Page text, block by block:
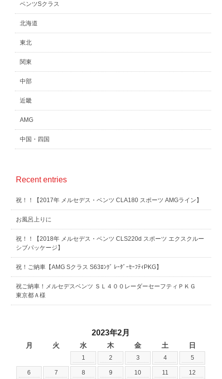
ベンツSクラス
北海道
東北
関東
中部
近畿
AMG
中国・四国
Recent entries
祝！！【2017年 メルセデス・ベンツ CLA180 スポーツ AMGライン】
お風呂上りに
祝！！【2018年 メルセデス・ベンツ CLS220d スポーツ エクスクルー
シブパッケージ】
祝！ご納車【AMG Sクラス S63ﾛﾝｸﾞ ﾚｰﾀﾞｰｾｰﾌﾃｨPKG】
祝ご納車！メルセデスベンツ ＳＬ４００レーダーセーフティＰＫＧ
東京都Ａ様
2023年2月
月 火 水 木 金 土 日
1 2 3 4 5
6 7 8 9 10 11 12